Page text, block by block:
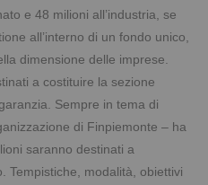
e 48 milioni all’industria, se
all’interno di un fondo unico,
dimensione delle imprese.
a costituire la sezione
Sempre in tema di
di Finpiemonte – ha
saranno destinati a
Tempistiche, modalità, obiettivi